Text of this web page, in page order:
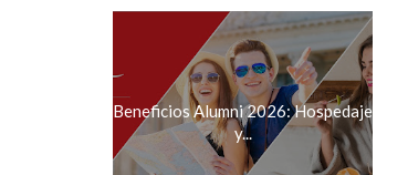
Beneficios Alumni 2026: Hospedaje
y...